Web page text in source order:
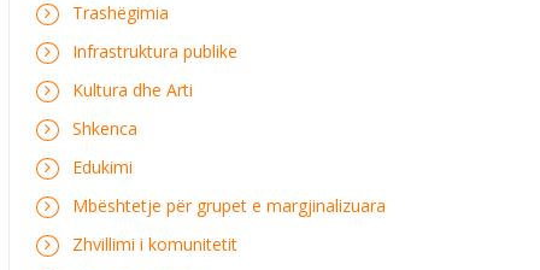
Trashëgimia
Infrastruktura publike
Kultura dhe Arti
Shkenca
Edukimi
Mbështetje për grupet e margjinalizuara
Zhvillimi i komunitetit